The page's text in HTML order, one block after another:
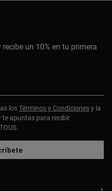
recibe un 10% en tu primera
losTérminos y Condicionesy la
te apuntas para recibir